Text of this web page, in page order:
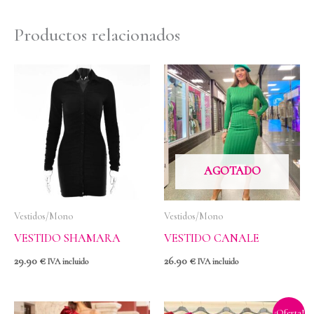
Productos relacionados
Vestidos/Mono
VESTIDO SHAMARA
29.90 € IVA incluido
AGOTADO
Vestidos/Mono
VESTIDO CANALE
26.90 € IVA incluido
El
El